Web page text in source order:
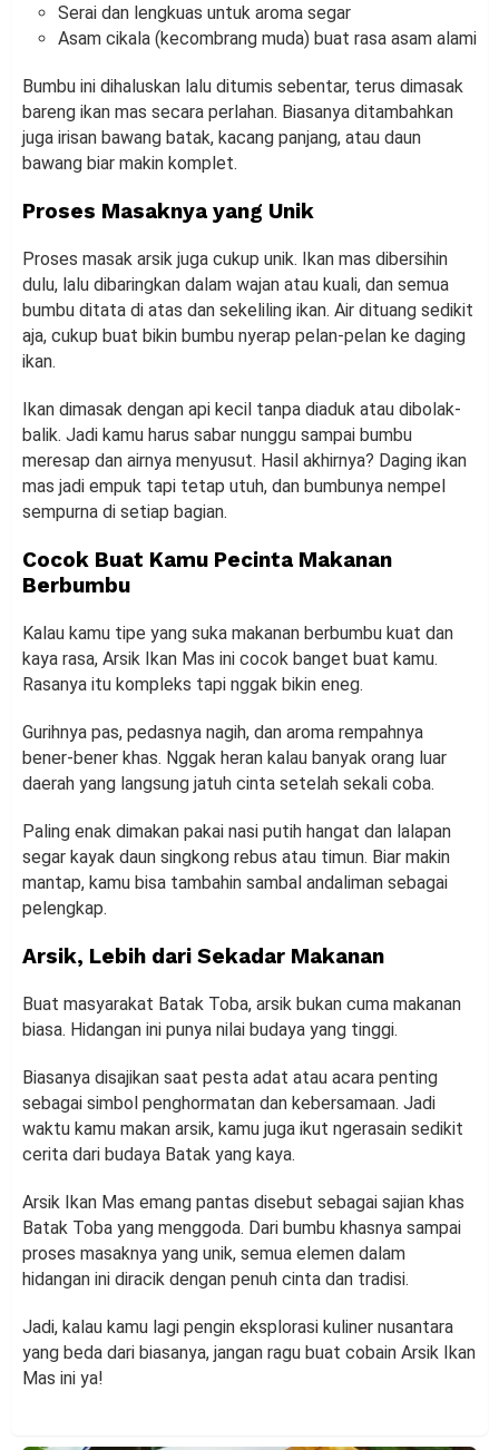
Serai dan lengkuas untuk aroma segar
Asam cikala (kecombrang muda) buat rasa asam alami
Bumbu ini dihaluskan lalu ditumis sebentar, terus dimasak
bareng ikan mas secara perlahan. Biasanya ditambahkan
juga irisan bawang batak, kacang panjang, atau daun
bawang biar makin komplet.
Proses Masaknya yang Unik
Proses masak arsik juga cukup unik. Ikan mas dibersihin
dulu, lalu dibaringkan dalam wajan atau kuali, dan semua
bumbu ditata di atas dan sekeliling ikan. Air dituang sedikit
aja, cukup buat bikin bumbu nyerap pelan-pelan ke daging
ikan.
Ikan dimasak dengan api kecil tanpa diaduk atau dibolak-
balik. Jadi kamu harus sabar nunggu sampai bumbu
meresap dan airnya menyusut. Hasil akhirnya? Daging ikan
mas jadi empuk tapi tetap utuh, dan bumbunya nempel
sempurna di setiap bagian.
Cocok Buat Kamu Pecinta Makanan
Berbumbu
Kalau kamu tipe yang suka makanan berbumbu kuat dan
kaya rasa, Arsik Ikan Mas ini cocok banget buat kamu.
Rasanya itu kompleks tapi nggak bikin eneg.
Gurihnya pas, pedasnya nagih, dan aroma rempahnya
bener-bener khas. Nggak heran kalau banyak orang luar
daerah yang langsung jatuh cinta setelah sekali coba.
Paling enak dimakan pakai nasi putih hangat dan lalapan
segar kayak daun singkong rebus atau timun. Biar makin
mantap, kamu bisa tambahin sambal andaliman sebagai
pelengkap.
Arsik, Lebih dari Sekadar Makanan
Buat masyarakat Batak Toba, arsik bukan cuma makanan
biasa. Hidangan ini punya nilai budaya yang tinggi.
Biasanya disajikan saat pesta adat atau acara penting
sebagai simbol penghormatan dan kebersamaan. Jadi
waktu kamu makan arsik, kamu juga ikut ngerasain sedikit
cerita dari budaya Batak yang kaya.
Arsik Ikan Mas emang pantas disebut sebagai sajian khas
Batak Toba yang menggoda. Dari bumbu khasnya sampai
proses masaknya yang unik, semua elemen dalam
hidangan ini diracik dengan penuh cinta dan tradisi.
Jadi, kalau kamu lagi pengin eksplorasi kuliner nusantara
yang beda dari biasanya, jangan ragu buat cobain Arsik Ikan
Mas ini ya!